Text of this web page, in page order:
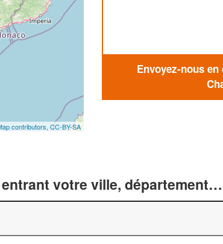
contributors, CC-BY-SA
Envoyez-nous
votre ville,